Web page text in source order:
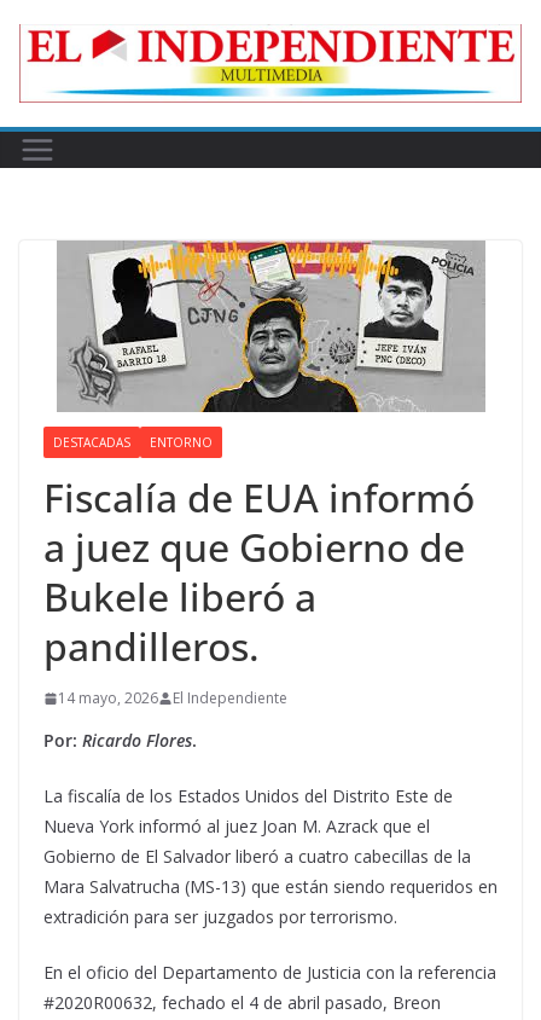
DESTACADAS ENTORNO
Fiscalía de EUA informó
a juez que Gobierno de
Bukele liberó a
pandilleros.
14 mayo, 2026 El Independiente
Por: Ricardo Flores.
La fiscalía de los Estados Unidos del Distrito Este de
Nueva York informó al juez Joan M. Azrack que el
Gobierno de El Salvador liberó a cuatro cabecillas de la
Mara Salvatrucha (MS-13) que están siendo requeridos en
extradición para ser juzgados por terrorismo.
En el oficio del Departamento de Justicia con la referencia
#2020R00632, fechado el 4 de abril pasado, Breon